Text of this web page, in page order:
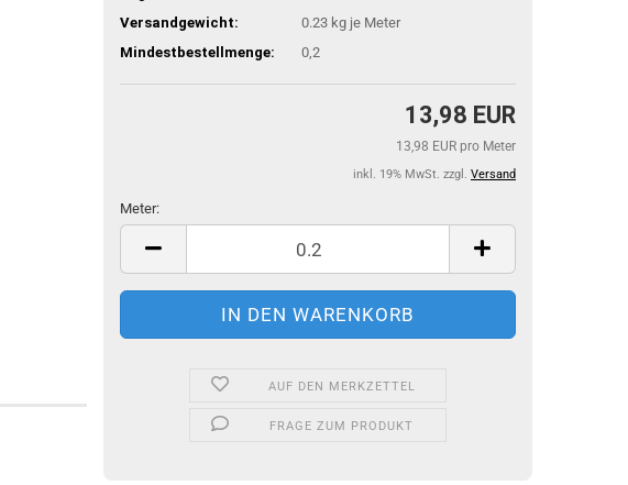
Versandgewicht:
0.23 kg je Meter
Mindestbestellmenge:
0,2
13,98 EUR
13,98 EUR pro Meter
inkl. 19% MwSt. zzgl. Versand
Meter:
Meter
AUF DEN MERKZETTEL
FRAGE ZUM PRODUKT